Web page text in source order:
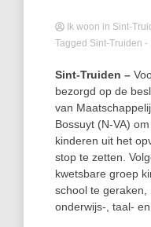
Ik woon in Sint-
Tagged Sint-Truiden -
Sint-Truiden –
bezorgd op de
van
Bossuyt (N-VA)
kinderen uit het
stop te zetten.
kwetsbare groep
school te geraken,
onderwijs-, taal-